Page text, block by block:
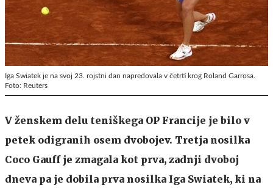
Iga Swiatek je na svoj 23. rojstni dan napredovala v četrti krog Roland Garrosa.
Foto: Reuters
V ženskem delu teniškega OP Francije je bilo v
petek odigranih osem dvobojev. Tretja nosilka
Coco Gauff je zmagala kot prva, zadnji dvoboj
dneva pa je dobila prva nosilka Iga Swiatek, ki na